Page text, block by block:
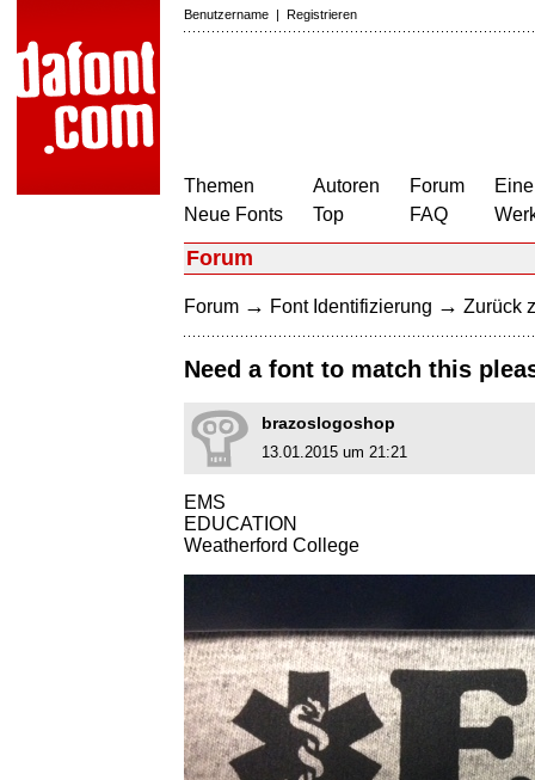
Benutzername | Registrieren
Themen
Neue Fonts
Autoren
Top
Forum
FAQ
Forum
Forum → Font Identifizierung → Zurück
Need a font to match this
brazoslogoshop
13.01.2015 um 21:21
EMS
EDUCATION
Weatherford College